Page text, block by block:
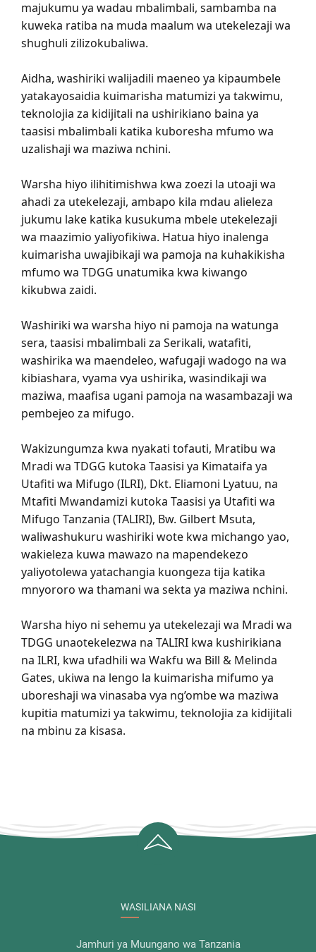
majukumu ya wadau mbalimbali, sambamba na
kuweka ratiba na muda maalum wa utekelezaji wa
shughuli zilizokubaliwa.
Aidha, washiriki walijadili maeneo ya kipaumbele
yatakayosaidia kuimarisha matumizi ya takwimu,
teknolojia za kidijitali na ushirikiano baina ya
taasisi mbalimbali katika kuboresha mfumo wa
uzalishaji wa maziwa nchini.
Warsha hiyo ilihitimishwa kwa zoezi la utoaji wa
ahadi za utekelezaji, ambapo kila mdau alieleza
jukumu lake katika kusukuma mbele utekelezaji
wa maazimio yaliyofikiwa. Hatua hiyo inalenga
kuimarisha uwajibikaji wa pamoja na kuhakikisha
mfumo wa TDGG unatumika kwa kiwango
kikubwa zaidi.
Washiriki wa warsha hiyo ni pamoja na watunga
sera, taasisi mbalimbali za Serikali, watafiti,
washirika wa maendeleo, wafugaji wadogo na wa
kibiashara, vyama vya ushirika, wasindikaji wa
maziwa, maafisa ugani pamoja na wasambazaji wa
pembejeo za mifugo.
Wakizungumza kwa nyakati tofauti, Mratibu wa
Mradi wa TDGG kutoka Taasisi ya Kimataifa ya
Utafiti wa Mifugo (ILRI), Dkt. Eliamoni Lyatuu, na
Mtafiti Mwandamizi kutoka Taasisi ya Utafiti wa
Mifugo Tanzania (TALIRI), Bw. Gilbert Msuta,
waliwashukuru washiriki wote kwa michango yao,
wakieleza kuwa mawazo na mapendekezo
yaliyotolewa yatachangia kuongeza tija katika
mnyororo wa thamani wa sekta ya maziwa nchini.
Warsha hiyo ni sehemu ya utekelezaji wa Mradi wa
TDGG unaotekelezwa na TALIRI kwa kushirikiana
na ILRI, kwa ufadhili wa Wakfu wa Bill & Melinda
Gates, ukiwa na lengo la kuimarisha mifumo ya
uboreshaji wa vinasaba vya ng’ombe wa maziwa
kupitia matumizi ya takwimu, teknolojia za kidijitali
na mbinu za kisasa.
WASILIANA NASI
Jamhuri ya Muungano wa Tanzania